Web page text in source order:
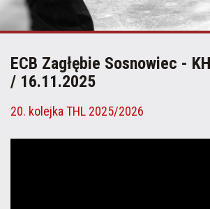
ECB Zagłębie Sosnowiec -
/ 16.11.2025
20. kolejka THL 2025/2026